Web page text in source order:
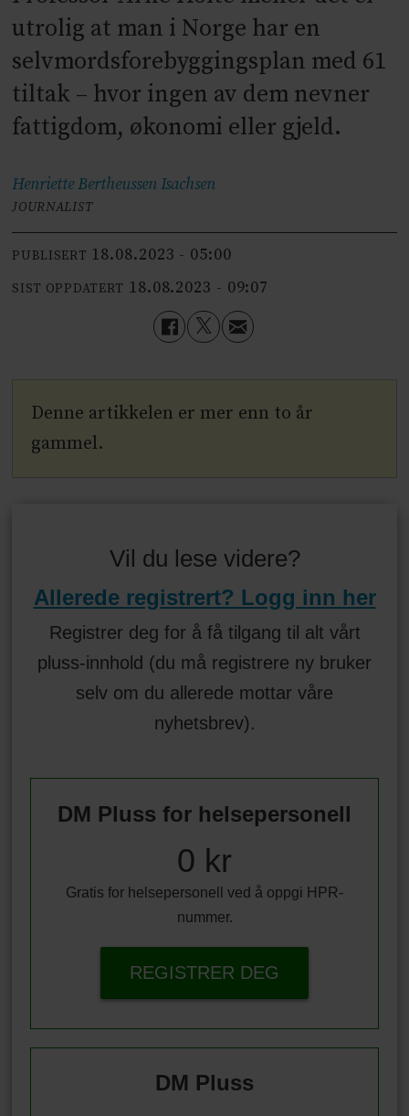
utrolig at man i Norge har en
selvmordsforebyggingsplan med 61
tiltak – hvor ingen av dem nevner
fattigdom, økonomi eller gjeld.
Henriette BertheussenIsachsen
JOURNALIST
PUBLISERT 18.08.2023 - 05:00
SIST OPPDATERT 18.08.2023 - 09:07
Denne artikkelen er mer enn to år
gammel.
Vil du lese videre?
Allerede registrert? Logg inn her
Registrer deg for å få tilgang til alt vårt
pluss-innhold (du må registrere ny bruker
selv om du allerede mottar våre
nyhetsbrev).
DM Pluss for helsepersonell
0 kr
Gratis for helsepersonell ved å oppgi HPR-
nummer.
REGISTRER DEG
DM Pluss